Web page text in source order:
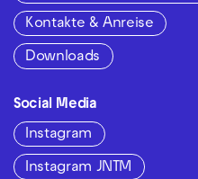
Kontakte & Anreise
Downloads
Social Media
Instagram
Instagram JNTM